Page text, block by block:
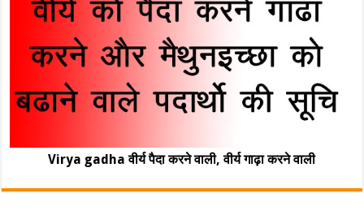
Virya gadha वीर्य पैदा करने वाली, वीर्य गाढ़ा करने वाली